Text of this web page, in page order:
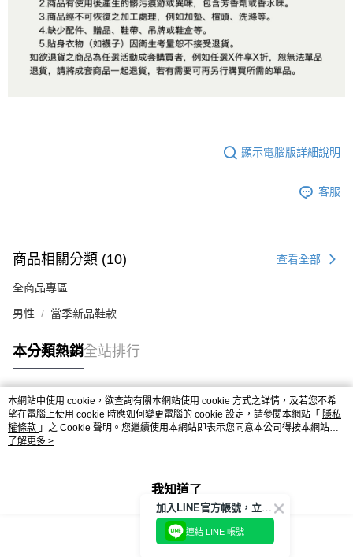
顯示電腦版詳細說明
客服
商品相關分類 (10) 查看全部
全商品專區
男性 當季新品鞋款
本分類熱銷全站排行
熱門標籤
本網站中使用 cookie，欲查詢有關本網站使用 cookie 方式之詳情，及若您不希
望在電腦上使用 cookie 時應如何變更電腦的 cookie 設定，請參閱本網站「 隱私
權條款 」之 Cookie 聲明。您繼續使用本網站即表示您同意本公司得按本網站使
用條款之 Cookie 聲明使用 cookie。
了解更多 >
我知道了
加入LINE官方帳號，立即獲得$100購物金!
連結 LINE 帳號